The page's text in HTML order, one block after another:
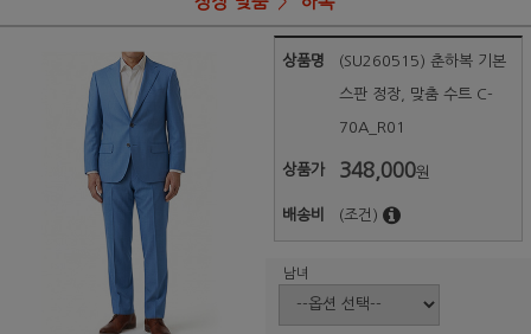
상품명 (SU260515) 춘하복 기본
스판 정장, 맞춤 수트 C-
70A_R01
상품가 348,000원
배송비 (조건)
남녀